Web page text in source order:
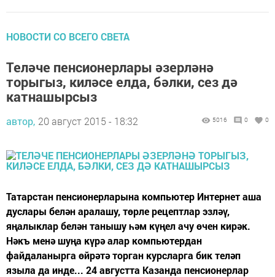
НОВОСТИ СО ВСЕГО СВЕТА
Теләче пенсионерлары әзерләнә
торыгыз, киләсе елда, бәлки, сез дә
катнашырсыз
автор, 20 август 2015 - 18:32 5016 0 0
Татарстан пенсионерларына компьютер Интернет аша
дуслары белән аралашу, төрле рецептлар эзләү,
яңалыклар белән танышу һәм күңел ачу өчен кирәк.
Нәкъ менә шуңа күрә алар компьютердан
файдаланырга өйрәтә торган курсларга бик теләп
языла да инде... 24 августта Казанда пенсионерлар